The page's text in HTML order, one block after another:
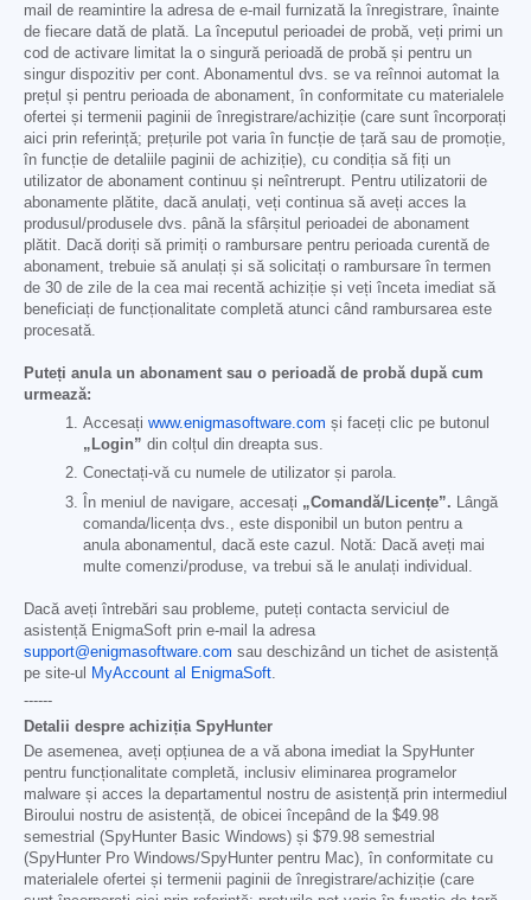
mail de reamintire la adresa de e-mail furnizată la înregistrare, înainte
de fiecare dată de plată. La începutul perioadei de probă, veți primi un
cod de activare limitat la o singură perioadă de probă și pentru un
singur dispozitiv per cont. Abonamentul dvs. se va reînnoi automat la
prețul și pentru perioada de abonament, în conformitate cu materialele
ofertei și termenii paginii de înregistrare/achiziție (care sunt încorporați
aici prin referință; prețurile pot varia în funcție de țară sau de promoție,
în funcție de detaliile paginii de achiziție), cu condiția să fiți un
utilizator de abonament continuu și neîntrerupt. Pentru utilizatorii de
abonamente plătite, dacă anulați, veți continua să aveți acces la
produsul/produsele dvs. până la sfârșitul perioadei de abonament
plătit. Dacă doriți să primiți o rambursare pentru perioada curentă de
abonament, trebuie să anulați și să solicitați o rambursare în termen
de 30 de zile de la cea mai recentă achiziție și veți înceta imediat să
beneficiați de funcționalitate completă atunci când rambursarea este
procesată.
Puteți anula un abonament sau o perioadă de probă după cum
urmează:
Accesați www.enigmasoftware.com și faceți clic pe butonul
„Login” din colțul din dreapta sus.
Conectați-vă cu numele de utilizator și parola.
În meniul de navigare, accesați „Comandă/Licențe”. Lângă
comanda/licența dvs., este disponibil un buton pentru a
anula abonamentul, dacă este cazul. Notă: Dacă aveți mai
multe comenzi/produse, va trebui să le anulați individual.
Dacă aveți întrebări sau probleme, puteți contacta serviciul de
asistență EnigmaSoft prin e-mail la adresa
support@enigmasoftware.com sau deschizând un tichet de asistență
pe site-ul
MyAccount al EnigmaSoft
------
Detalii despre achiziția SpyHunter
De asemenea, aveți opțiunea de a vă abona imediat la SpyHunter
pentru funcționalitate completă, inclusiv eliminarea programelor
malware și acces la departamentul nostru de asistență prin intermediul
Biroului nostru de asistență, de obicei începând de la $49.98
semestrial (SpyHunter Basic Windows) și $79.98 semestrial
(SpyHunter Pro Windows/SpyHunter pentru Mac), în conformitate cu
materialele ofertei și termenii paginii de înregistrare/achiziție (care